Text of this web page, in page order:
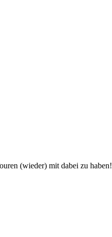
(wieder) mit dabei zu haben!